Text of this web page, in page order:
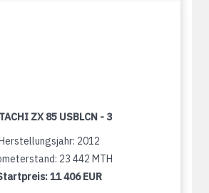
ZX 85 USBLCN - 3
2012
23 442 MTH
11 406 EUR